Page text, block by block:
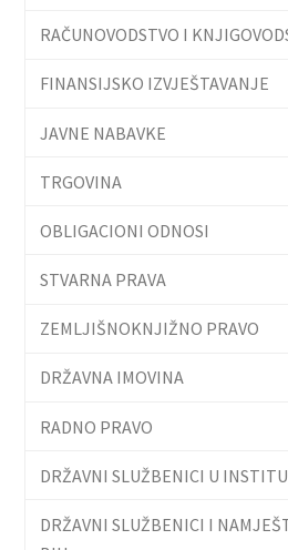
RAČUNOVODSTVO I
FINANSIJSKO IZVJEŠTAVANJE
JAVNE NABAVKE
TRGOVINA
OBLIGACIONI ODNOSI
STVARNA PRAVA
ZEMLJIŠNOKNJIŽNO PRAVO
DRŽAVNA IMOVINA
RADNO PRAVO
DRŽAVNI SLUŽBENICI U
DRŽAVNI SLUŽBENICI I